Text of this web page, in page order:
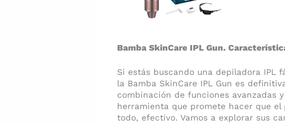
Bamba SkinCare IPL Gun.
Si estás buscando una depiladora IPL
la Bamba SkinCare IPL Gun es
combinación de funciones avanzadas
herramienta que promete hacer que
todo, efectivo. Vamos a explorar sus